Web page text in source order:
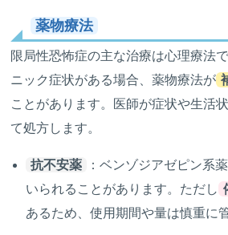
薬物療法
限局性恐怖症の主な治療は心理療法
ニック症状がある場合、薬物療法が
ことがあります。医師が症状や生活
て処方します。
抗不安薬
：ベンゾジアゼピン系
いられることがあります。ただし
あるため、使用期間や量は慎重に